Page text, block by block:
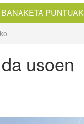
BANAKETA PUNTUAK
usoen